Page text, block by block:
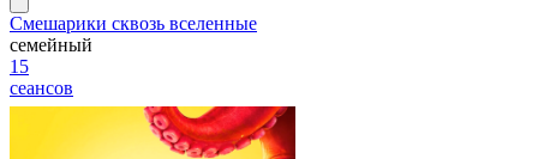
Смешарики сквозь вселенные
семейный
15
сеансов